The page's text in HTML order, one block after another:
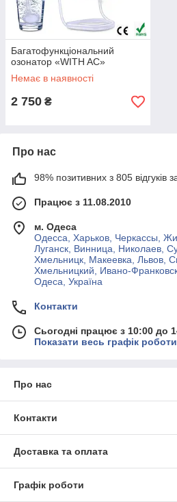
Багатофункціональний
озонатор «WITH AC»
Немає в наявності
2 750 ₴
Про нас
98% позитивних з 805 відгуків
Працює з 11.08.2010
м. Одеса
Одесса, Харьков, Черкассы,
Луганск, Винница, Николаев,
Хмельницк, Макеевка, Львов,
Хмельницкий, Ивано-
Одеса, Україна
Контакти
Сьогодні працює з 10:00 до
Показати весь графік роботи
Про нас
Контакти
Доставка та оплата
Графік роботи